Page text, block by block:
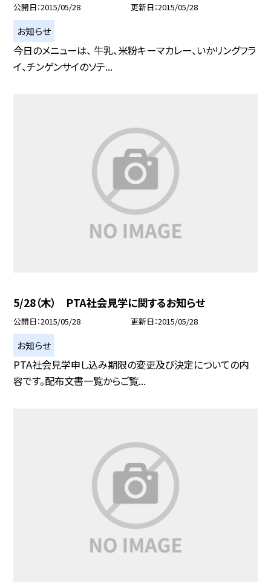
公開日 2015/05/28 更新日 2015/05/28
お知らせ
今日のメニューは、 牛乳、米粉キーマカレー、いかリングフラ
イ、チンゲンサイのソテ...
5/28（木） PTA社会見学に関するお知らせ
公開日 2015/05/28 更新日 2015/05/28
お知らせ
PTA社会見学申し込み期限の変更及び決定についての内
容です。配布文書一覧からご覧...